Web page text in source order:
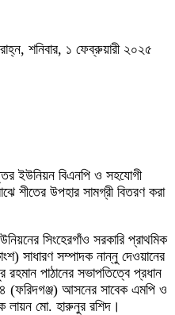
শনিবার, ১ ফেব্রুয়ারী ২০২৫
ইউনিয়ন বিএনপি ও সহযোগী
শীতের উপহার সামগ্রী বিতরণ করা
সিংহেরগাঁও সরকারি প্রাথমিক
সাধারণ সম্পাদক নান্নু দেওয়ানের
রহমান পাঠানের সভাপতিত্বে প্রধান
(ফরিদগঞ্জ) আসনের সাবেক এমপি ও
লায়ন মো. হারুনুর রশিদ।